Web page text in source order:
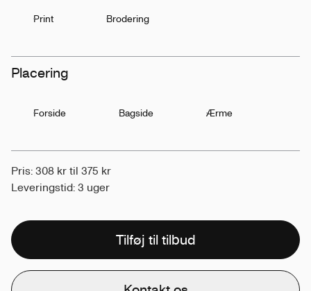
Print Brodering
Placering
Forside Bagside Ærme
Pris: 308 kr til 375 kr
Leveringstid: 3 uger
Tilføj til tilbud